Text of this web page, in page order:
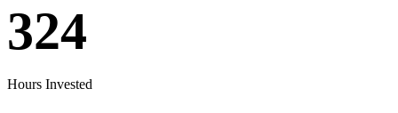
324
Hours Invested